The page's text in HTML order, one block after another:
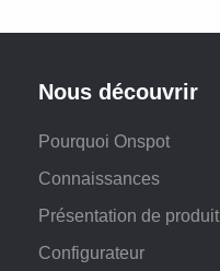
Nous découvrir
Pourquoi Onspot
Connaissances
Présentation de produit
Configurateur